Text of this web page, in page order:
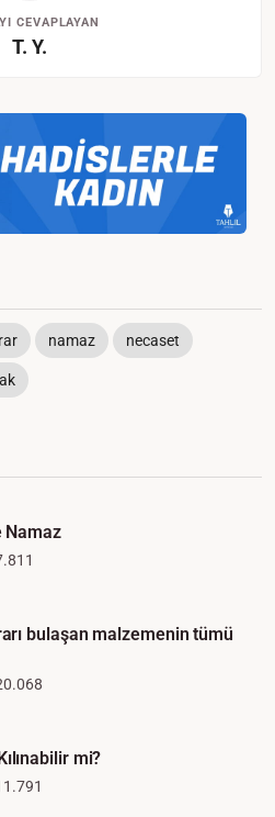
CEVAPLAYAN
T. Y.
namaz necaset
Namaz
bulaşan malzemenin tümü
mi?